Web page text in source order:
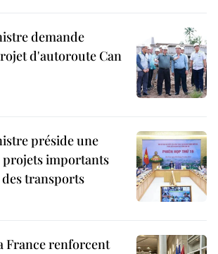
demande
d'autoroute Can
préside une
importants
transports
France renforcent